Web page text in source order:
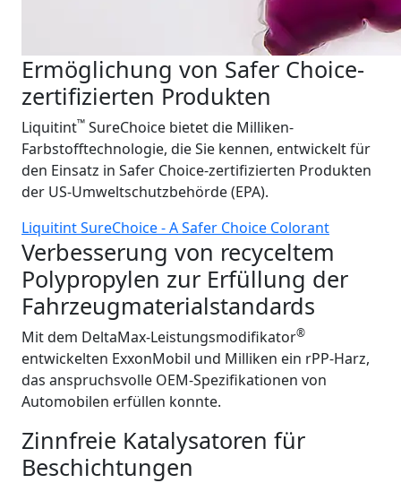
Ermöglichung von Safer Choice-
zertifizierten Produkten
Liquitint™ SureChoice bietet die Milliken-
Farbstofftechnologie, die Sie kennen, entwickelt für
den Einsatz in Safer Choice-zertifizierten Produkten
der US-Umweltschutzbehörde (EPA).
Liquitint SureChoice - A Safer Choice Colorant
Verbesserung von recyceltem
Polypropylen zur Erfüllung der
Fahrzeugmaterialstandards
Mit dem DeltaMax-Leistungsmodifikator®
entwickelten ExxonMobil und Milliken ein rPP-Harz,
das anspruchsvolle OEM-Spezifikationen von
Automobilen erfüllen konnte.
Zinnfreie Katalysatoren für
Beschichtungen